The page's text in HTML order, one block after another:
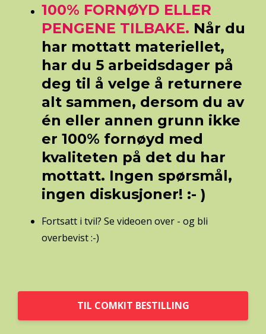
100% FORNØYD ELLER
PENGENE TILBAKE. Når du
har mottatt materiellet,
har du 5 arbeidsdager på
deg til å velge å returnere
alt sammen, dersom du av
én eller annen grunn ikke
er 100% fornøyd med
kvaliteten på det du har
mottatt. Ingen spørsmål,
ingen diskusjoner! :- )
Fortsatt i tvil? Se videoen over - og bli
overbevist :-)
TIL COMKIT BESTILLING